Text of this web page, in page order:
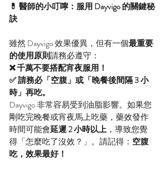
💊 醫師的小叮嚀：服用 Dayvigo 的關鍵秘
訣
雖然 Dayvigo 效果優異，但有一個最重要
的使用原則請務必遵守：
❌ 千萬不要搭配宵夜服用！
✅ 請務必「空腹」或「晚餐後間隔 3 小
時」再吃。
Dayvigo 非常容易受到油脂影響。如果您
剛吃完晚餐或宵夜馬上吃藥，藥效發作
時間可能會延遲 2 小時以上 ，導致您覺
得「怎麼吃了沒效？」。請記得： 空腹
吃，效果最好！